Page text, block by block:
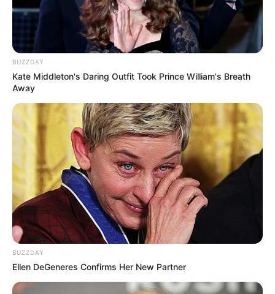
BUZZDAY
Kate Middleton's Daring Outfit Took Prince William's Breath
Away
BUZZDAY
Ellen DeGeneres Confirms Her New Partner